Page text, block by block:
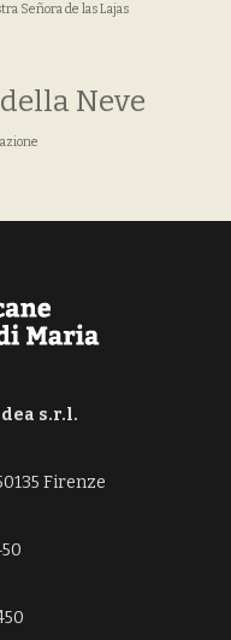
Señora de las Lajas
Neve
s.r.l.
Firenze